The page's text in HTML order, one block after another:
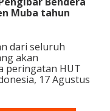
Muba tahun
dari seluruh
akan
peringatan HUT
17 Agustus